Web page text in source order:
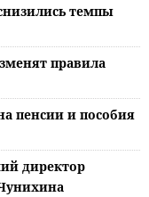
темпы
правила
пенсии и пособия
директор